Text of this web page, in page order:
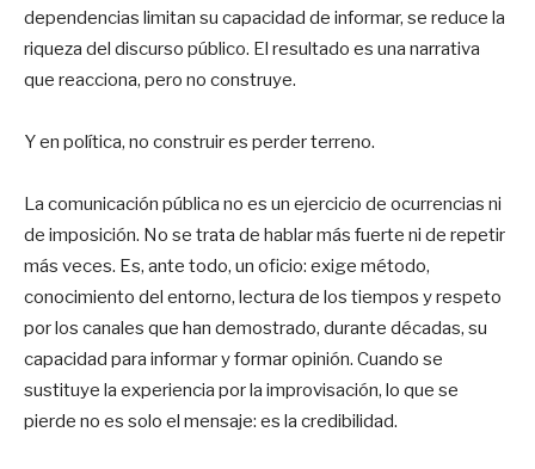
dependencias limitan su capacidad de informar, se reduce la
riqueza del discurso público. El resultado es una narrativa
que reacciona, pero no construye.
Y en política, no construir es perder terreno.
La comunicación pública no es un ejercicio de ocurrencias ni
de imposición. No se trata de hablar más fuerte ni de repetir
más veces. Es, ante todo, un oficio: exige método,
conocimiento del entorno, lectura de los tiempos y respeto
por los canales que han demostrado, durante décadas, su
capacidad para informar y formar opinión. Cuando se
sustituye la experiencia por la improvisación, lo que se
pierde no es solo el mensaje: es la credibilidad.